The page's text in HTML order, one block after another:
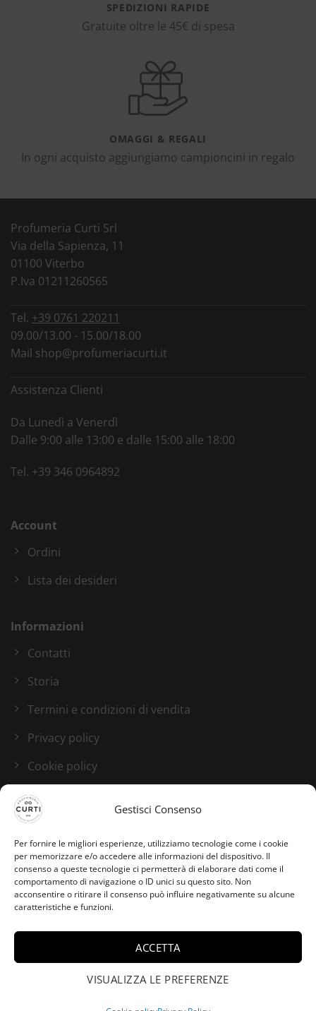
Gestisci Consenso
Per fornire le migliori esperienze, utilizziamo tecnologie come i cookie
per memorizzare e/o accedere alle informazioni del dispositivo. Il
consenso a queste tecnologie ci permetterà di elaborare dati come il
comportamento di navigazione o ID unici su questo sito. Non
acconsentire o ritirare il consenso può influire negativamente su alcune
caratteristiche e funzioni.
ACCETTA
VISUALIZZA LE PREFERENZE
SPEDIZIONI RAPIDE
Gratuite oltre le 45€ di spesa
OMAGGI & REGALI
In ogni acquisto aggiungiamo campioncini in regalo
Profumeria Curti Srl
Via della Sapienza, 11
01100 Viterbo
P.Iva 01211260565
Tel. +39 0761 220211
09.00/13.00 - 15.00/18.00
Mail shop@profumeriacurti.it
Assistenza Clienti
Da Lunedì a Venerdì
Dalle 9:00 alle 13:00 e dalle 15:00 alle 18:00
Tel. +39 346 0964892
Account
Ordini
Lista dei desideri
Informazioni
Contatti
Storia
Termini e condizioni di vendita
Privacy policy
Cookie policy
Blog
I nostri canali social
Filippo da Albinea
Frazione Borzano ha